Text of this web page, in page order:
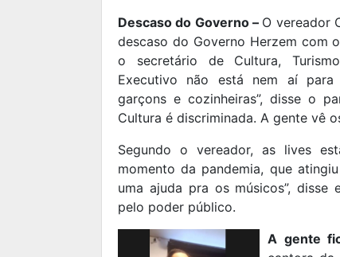
Descaso do Governo – O vereador
descaso do Governo Herzem com
o secretário de Cultura,
Executivo não está nem aí
garçons e cozinheiras”, disse o
Cultura é discriminada. A gente vê
Segundo o vereador, as lives
momento da pandemia, que
uma ajuda pra os músicos”, disse
pelo poder público.
A gente